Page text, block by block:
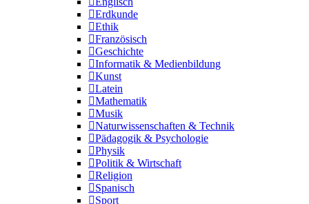
Erdkunde
Ethik
Französisch
Geschichte
Informatik & Medienbildung
Kunst
Latein
Mathematik
Musik
Naturwissenschaften & Technik
Pädagogik & Psychologie
Physik
Politik & Wirtschaft
Religion
Spanisch
Sport